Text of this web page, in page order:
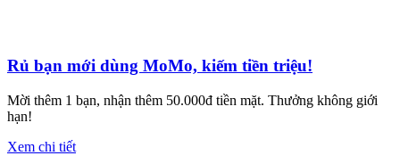
Rủ bạn mới dùng MoMo, kiếm tiền triệu!
Mời thêm 1 bạn, nhận thêm 50.000đ tiền mặt. Thưởng không giới
hạn!
Xem chi tiết